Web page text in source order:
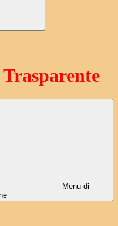
Menu di